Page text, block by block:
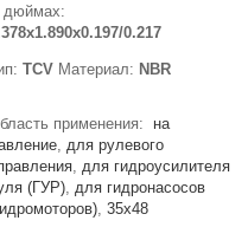
дюймах:
0.217
TCV Материал: NBR
применения:
на
для рулевого
для гидроусилителя
(ГУР) для гидронасосов
35x48